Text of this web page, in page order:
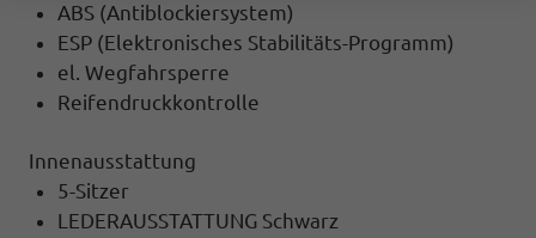
ABS (Antiblockiersystem)
ESP (Elektronisches Stabilitäts-Programm)
el. Wegfahrsperre
Reifendruckkontrolle
Innenausstattung
5-Sitzer
LEDERAUSSTATTUNG Schwarz